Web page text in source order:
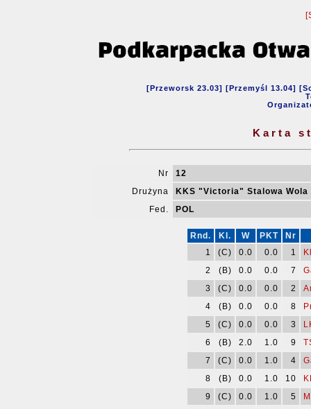
[Przeworsk 23.03] [Przemyśl 13.04]
Karta
Nr
12
Drużyna
KKS "Victoria" Stalowa Wola
Fed.
POL
Rnd. Kl. W PKT
Nr
1
(C) 0.0 0.0 1
2
(B) 0.0 0.0 7
3
(C) 0.0 0.0 2
4
(B) 0.0 0.0 8
5
(C) 0.0 0.0 3
6
(B) 2.0 1.0 9
7
(C) 0.0 1.0 4
8
(B) 0.0 1.0 10
9
(C) 0.0 1.0 5